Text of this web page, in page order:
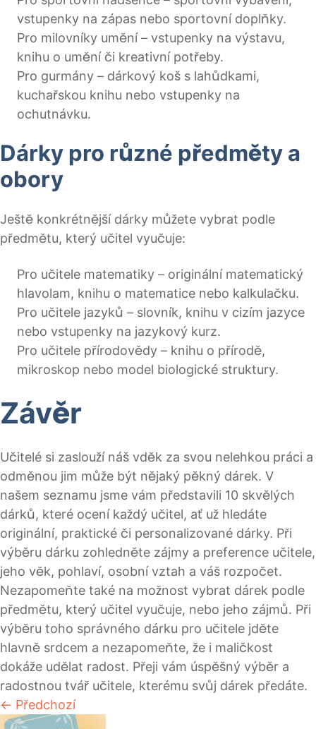
vstupenky na zápas nebo sportovní doplňky.
Pro milovníky umění – vstupenky na výstavu,
knihu o umění či kreativní potřeby.
Pro gurmány – dárkový koš s lahůdkami,
kuchařskou knihu nebo vstupenky na
ochutnávku.
Dárky pro různé předměty a
obory
Ještě konkrétnější dárky můžete vybrat podle
předmětu, který učitel vyučuje:
Pro učitele matematiky – originální matematický
hlavolam, knihu o matematice nebo kalkulačku.
Pro učitele jazyků – slovník, knihu v cizím jazyce
nebo vstupenky na jazykový kurz.
Pro učitele přírodovědy – knihu o přírodě,
mikroskop nebo model biologické struktury.
Závěr
Učitelé si zaslouží náš vděk za svou nelehkou práci a
odměnou jim může být nějaký pěkný dárek. V
našem seznamu jsme vám představili 10 skvělých
dárků, které ocení každý učitel, ať už hledáte
originální, praktické či personalizované dárky. Při
výběru dárku zohledněte zájmy a preference učitele,
jeho věk, pohlaví, osobní vztah a váš rozpočet.
Nezapomeňte také na možnost vybrat dárek podle
předmětu, který učitel vyučuje, nebo jeho zájmů. Při
výběru toho správného dárku pro učitele jděte
hlavně srdcem a nezapomeňte, že i maličkost
dokáže udělat radost. Přeji vám úspěšný výběr a
radostnou tvář učitele, kterému svůj dárek předáte.
← Předchozí